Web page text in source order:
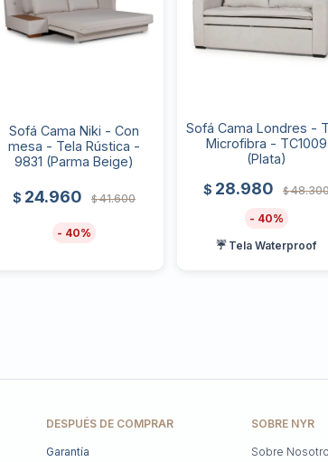
Sofá Cama Niki - Con
mesa - Tela Rústica -
9831 (Parma Beige)
$ 24.960 $ 41.600
40
Sofá Cama Londres -
Microfibra - TC1009
(Plata)
$ 28.980 $
40
☔ Tela Waterproof
DESPUÉS DE COMPRAR
Garantía
SOBRE NYR
Sobre